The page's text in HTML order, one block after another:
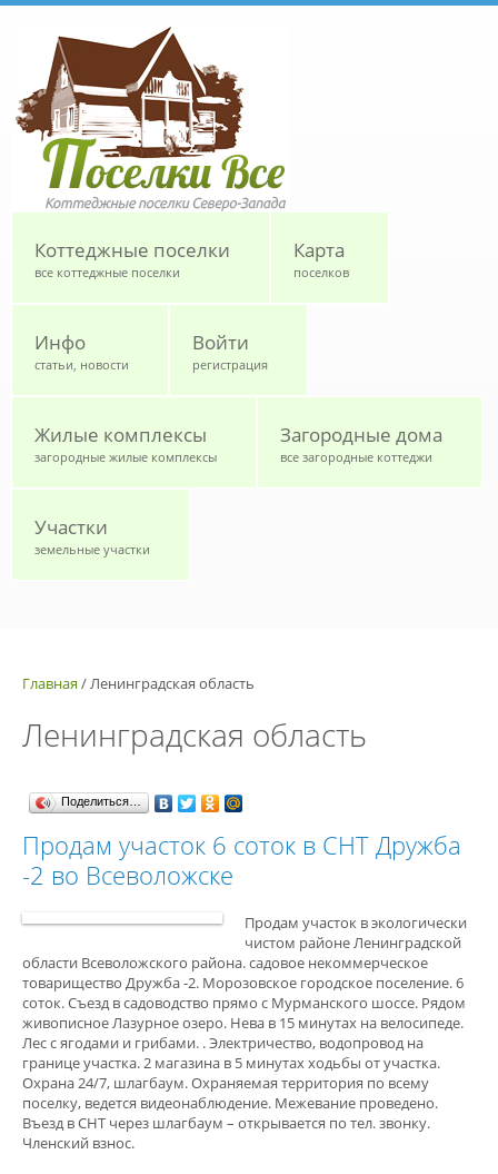
Коттеджные поселки
все коттеджные поселки
Карта
поселков
Инфо
статьи, новости
Войти
регистрация
Жилые комплексы
загородные жилые комплексы
Загородные дома
все загородные коттеджи
Участки
земельные участки
Главная /Ленинградская область
Ленинградская область
Поделиться…
Продам участок 6 соток в СНТ Дружба
-2 во Всеволожске
Продам участок в экологически
чистом районе Ленинградской
области Всеволожского района. садовое некоммерческое
товарищество Дружба -2. Морозовское городское поселение. 6
соток. Съезд в садоводство прямо с Мурманского шоссе. Рядом
живописное Лазурное озеро. Нева в 15 минутах на велосипеде.
Лес с ягодами и грибами. . Электричество, водопровод на
границе участка. 2 магазина в 5 минутах ходьбы от участка.
Охрана 24/7, шлагбаум. Охраняемая территория по всему
поселку, ведется видеонаблюдение. Межевание проведено.
Въезд в СНТ через шлагбаум – открывается по тел. звонку.
Членский взнос.